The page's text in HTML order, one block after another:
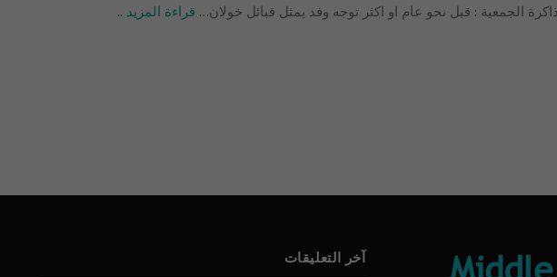
الجمعية : قبل نحو عام او اكثر توجه وفد يمثل قبائل خولان… قراءة المزيد ..
آخر التعليقات